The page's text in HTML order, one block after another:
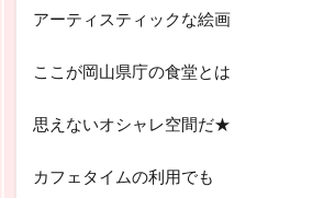
アーティスティックな絵画
ここが岡山県庁の食堂とは
思えないオシャレ空間だ★
カフェタイムの利用でも